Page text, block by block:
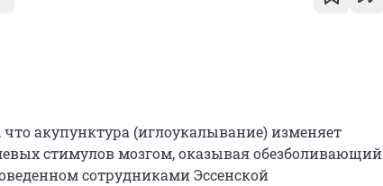
акупунктура (иглоукалывание) изменяет
стимулов мозгом, оказывая обезболивающий
сотрудниками Эссенской